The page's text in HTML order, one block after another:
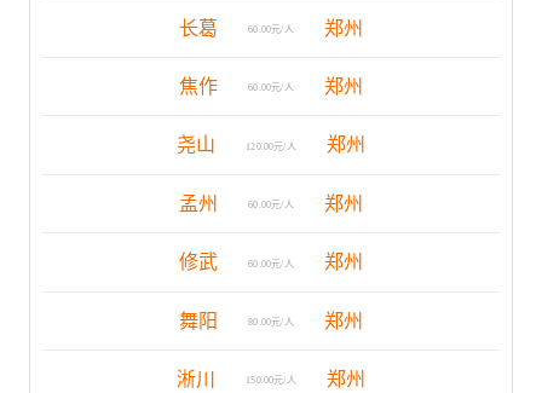
长葛 60.00元/人 郑州
焦作 60.00元/人 郑州
尧山 120.00元/人 郑州
孟州 60.00元/人 郑州
修武 60.00元/人 郑州
舞阳 80.00元/人 郑州
淅川 150.00元/人 郑州